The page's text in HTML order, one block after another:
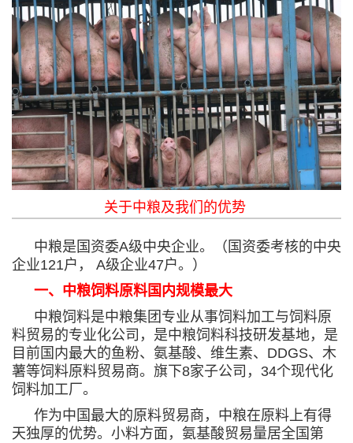
关于中粮及我们的优势
中粮是国资委A级中央企业。（国资委考核的中央
企业121户， A级企业47户。）
一、中粮饲料原料国内规模最大
中粮饲料是中粮集团专业从事饲料加工与饲料原
料贸易的专业化公司，是中粮饲料科技研发基地，是
目前国内最大的鱼粉、氨基酸、维生素、 DDGS、木
薯等饲料原料贸易商。旗下8家子公司， 34个现代化
饲料加工厂。
作为中国最大的原料贸易商，中粮在原料上有得
天独厚的优势。小料方面，氨基酸贸易量居全国第